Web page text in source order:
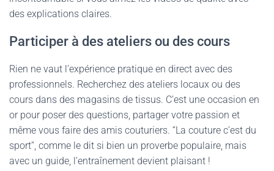
des explications claires.
Participer à des ateliers ou des cours
Rien ne vaut l’expérience pratique en direct avec des
professionnels. Recherchez des ateliers locaux ou des
cours dans des magasins de tissus. C’est une occasion en
or pour poser des questions, partager votre passion et
même vous faire des amis couturiers. “La couture c’est du
sport”, comme le dit si bien un proverbe populaire, mais
avec un guide, l’entraînement devient plaisant !